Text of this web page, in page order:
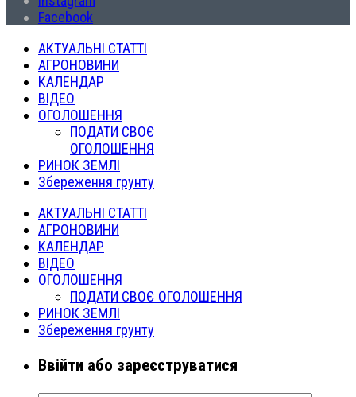
Facebook
АКТУАЛЬНІ СТАТТІ
АГРОНОВИНИ
КАЛЕНДАР
ВІДЕО
ОГОЛОШЕННЯ
ПОДАТИ СВОЄ
ОГОЛОШЕННЯ
РИНОК ЗЕМЛІ
Збереження грунту
АКТУАЛЬНІ СТАТТІ
АГРОНОВИНИ
КАЛЕНДАР
ВІДЕО
ОГОЛОШЕННЯ
ПОДАТИ СВОЄ ОГОЛОШЕННЯ
РИНОК ЗЕМЛІ
Збереження грунту
Ввійти або зареєструватися